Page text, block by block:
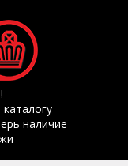
наличие